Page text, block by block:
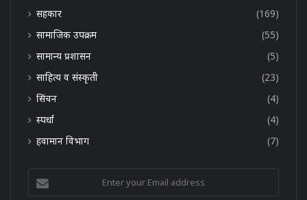
सहकार
(169)
सामाजिक उपक्रम
(55)
सामान्य प्रशासन
(5)
साहित्य व संस्कृती
(23)
सिंचन
(4)
स्पर्धा
(4)
हवामान विभाग
(7)
your